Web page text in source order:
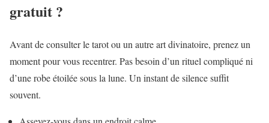
gratuit ?
Avant de consulter le tarot ou un autre art divinatoire, prenez un
moment pour vous recentrer. Pas besoin d’un rituel compliqué ni
d’une robe étoilée sous la lune. Un instant de silence suffit
souvent.